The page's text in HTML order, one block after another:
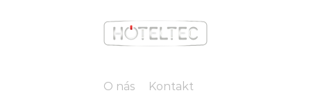
O nás Kontakt